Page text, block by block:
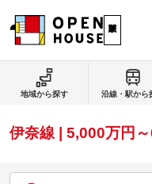
伊奈線 | 5,000万円
地域から探す 沿線・駅から